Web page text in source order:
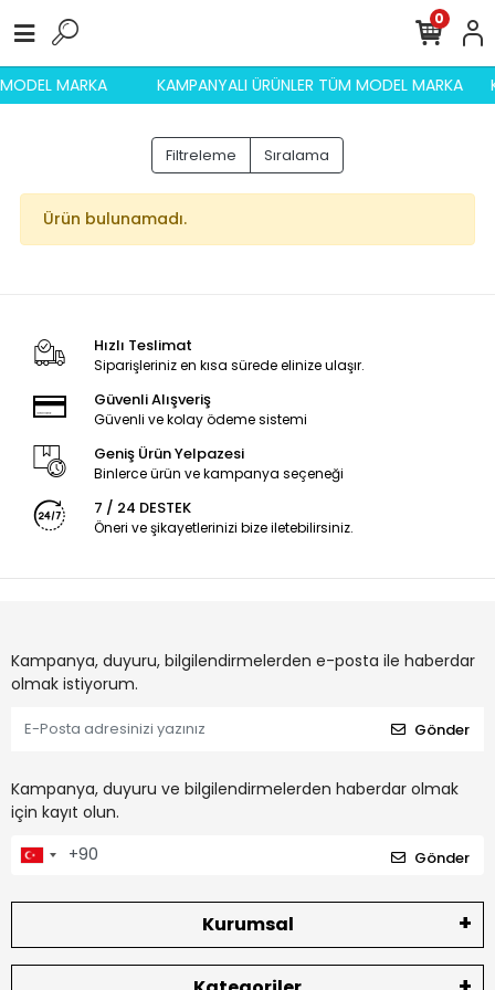
MARKA KAMPANYALI ÜRÜNLER TÜM MODEL MARKA
0
Filtreleme Sıralama
Ürün bulunamadı.
Hızlı Teslimat
Siparişleriniz en kısa sürede elinize ulaşır.
Güvenli Alışveriş
Güvenli ve kolay ödeme sistemi
Geniş Ürün Yelpazesi
Binlerce ürün ve kampanya seçeneği
7 / 24 DESTEK
Öneri ve şikayetlerinizi bize iletebilirsiniz.
Kampanya, duyuru, bilgilendirmelerden e-posta ile haberdar
olmak istiyorum.
Gönder
Kampanya, duyuru ve bilgilendirmelerden haberdar olmak
için kayıt olun.
Gönder
Kurumsal